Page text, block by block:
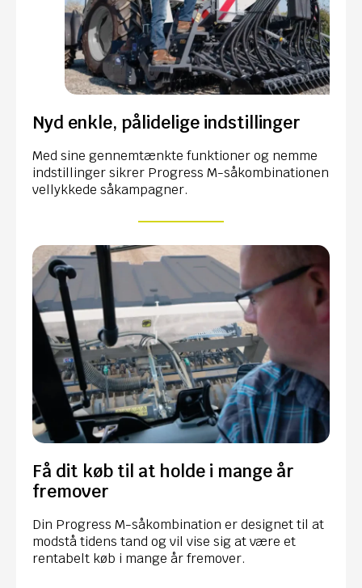
Nyd enkle, pålidelige indstillinger
Med sine gennemtænkte funktioner og nemme
indstillinger sikrer Progress M-såkombinationen
vellykkede såkampagner.
Få dit køb til at holde i mange år
fremover
Din Progress M-såkombination er designet til at
modstå tidens tand og vil vise sig at være et
rentabelt køb i mange år fremover.